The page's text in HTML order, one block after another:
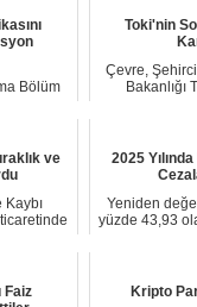
Bölüm
Toki'nin
Çevre,
Bakanlığı
ve
2025
Yeniden
yüzde 43,93
Faiz
Kripto